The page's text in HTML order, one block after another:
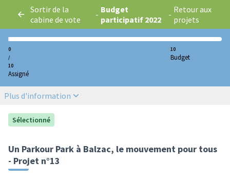
Sortir de la
cabine de vote
- Budget
participatif 2022
- Retour aux
projets
0
/
10
Assigné
10
Budget
Plus d'information
Sélectionné
Un Parkour Park à Balzac, le mouvement pour tous
- Projet n°13